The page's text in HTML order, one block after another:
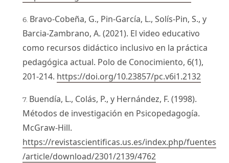
Bravo-Cobeña, G., Pin-García, L., Solís-Pin, S., y
Barcia-Zambrano, A. (2021). El video educativo
como recursos didáctico inclusivo en la práctica
pedagógica actual. Polo de Conocimiento, 6(1),
201-214. https://doi.org/10.23857/pc.v6i1.2132
Buendía, L., Colás, P., y Hernández, F. (1998).
Métodos de investigación en Psicopedagogía.
McGraw-Hill.
https://revistascientificas.us.es/index.php/fuentes
/article/download/2301/2139/4762